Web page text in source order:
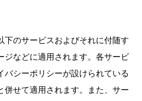
下のサービスおよびそれに付随す
ジなどに適用されます。各サービ
バシーポリシーが設けられている
併せて適用されます。また、サー